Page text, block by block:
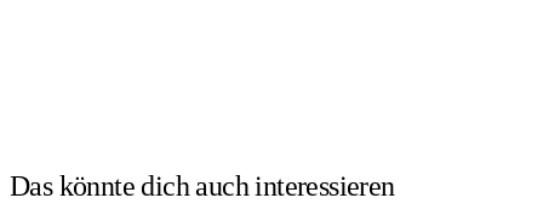
Das könnte dich auchinteressieren